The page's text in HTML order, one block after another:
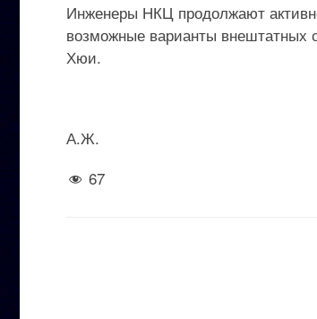
Инженеры НКЦ продолжают
возможные варианты внештатных
Хюи.
А.Ж.
67